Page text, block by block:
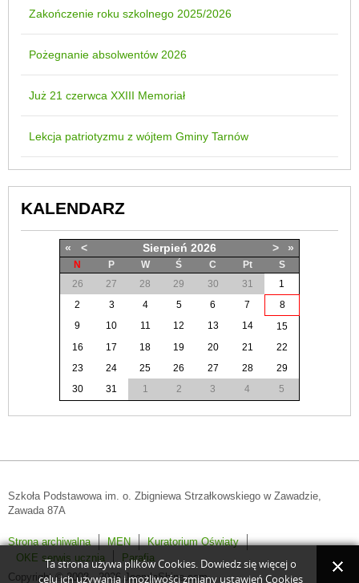
Zakończenie roku szkolnego 2025/2026
Pożegnanie absolwentów 2026
Już 21 czerwca XXIII Memoriał
Lekcja patriotyzmu z wójtem Gminy Tarnów
KALENDARZ
« < Sierpień 2026 > »
N P W Ś C Pt
S
26
27 28 29 30 31
1
2
3 4 5 6 7
8
9
10 11 12 13 14
15
16
17 18 19 20 21
22
23
24 25 26 27 28
29
30
31 1 2 3 4 5
Szkoła Podstawowa im. o. Zbigniewa Strzałkowskiego w Zawadzie,
Zawada 87A
Strona archiwalna MEN
Kuratorium Oświaty
OKE serwis ucznia
Parafia
Copyright © 2008 - 2026 JoomlaShine.com.
Ta strona używa plików Cookies. Dowiedz się więcej o
celu ich używania i możliwości zmiany ustawień Cookies